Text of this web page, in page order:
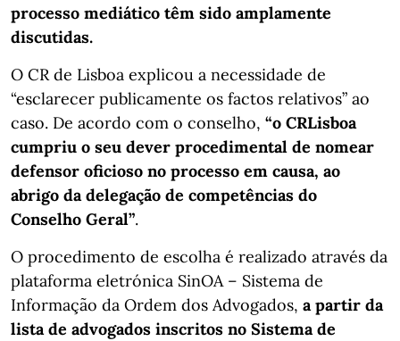
processo mediático têm sido amplamente
discutidas.
O CR de Lisboa explicou a necessidade de
“esclarecer publicamente os factos relativos” ao
caso. De acordo com o conselho, “o CRLisboa
cumpriu o seu dever procedimental de nomear
defensor oficioso no processo em causa, ao
abrigo da delegação de competências do
Conselho Geral”.
O procedimento de escolha é realizado através da
plataforma eletrónica SinOA – Sistema de
Informação da Ordem dos Advogados, a partir da
lista de advogados inscritos no Sistema de